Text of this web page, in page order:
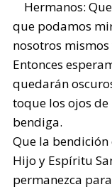
Hermanos:
que podamos
nosotros
Entonces
quedarán
toque los ojos de
bendiga.
Que la bendición
Hijo y Espíritu
permanezca